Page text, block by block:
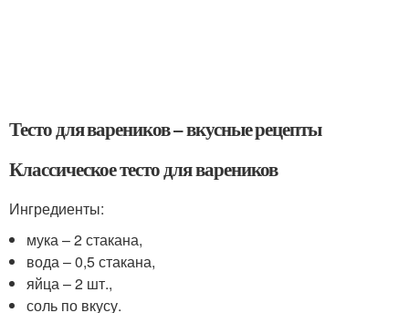
Тесто для вареников – вкусные рецепты
Классическое тесто для вареников
Ингредиенты:
мука – 2 стакана,
вода – 0,5 стакана,
яйца – 2 шт.,
соль по вкусу.